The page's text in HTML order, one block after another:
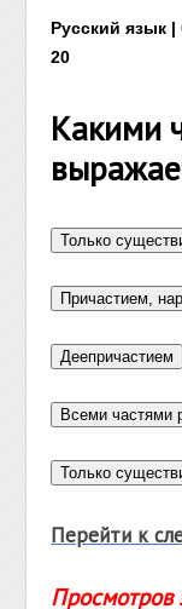
Русский язык
20
Какими
Перейти к
Просмотров